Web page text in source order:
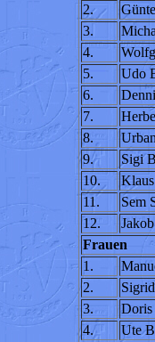
2.
3.
4.
5.
Udo
6.
7.
8.
9.
Sigi
10.
11.
Sem
12.
Frauen
1.
2.
3.
Doris
4.
Ute